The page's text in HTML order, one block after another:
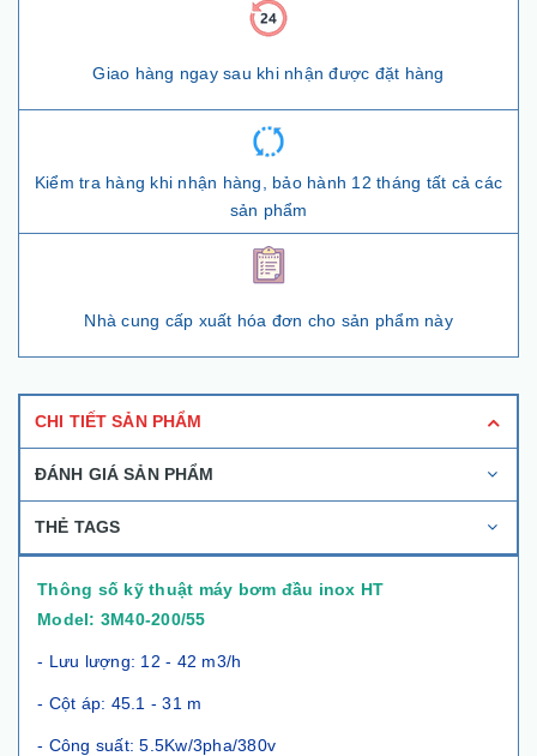
Giao hàng ngay sau khi nhận được đặt hàng
Kiểm tra hàng khi nhận hàng, bảo hành 12 tháng tất cả các
sản phẩm
Nhà cung cấp xuất hóa đơn cho sản phẩm này
CHI TIẾT SẢN PHẨM
ĐÁNH GIÁ SẢN PHẨM
THẺ TAGS
Thông số kỹ thuật máy bơm đầu inox HT
Model: 3M40-200/55
- Lưu lượng: 12 - 42 m3/h
- Cột áp: 45.1 - 31 m
- Công suất: 5.5Kw/3pha/380v